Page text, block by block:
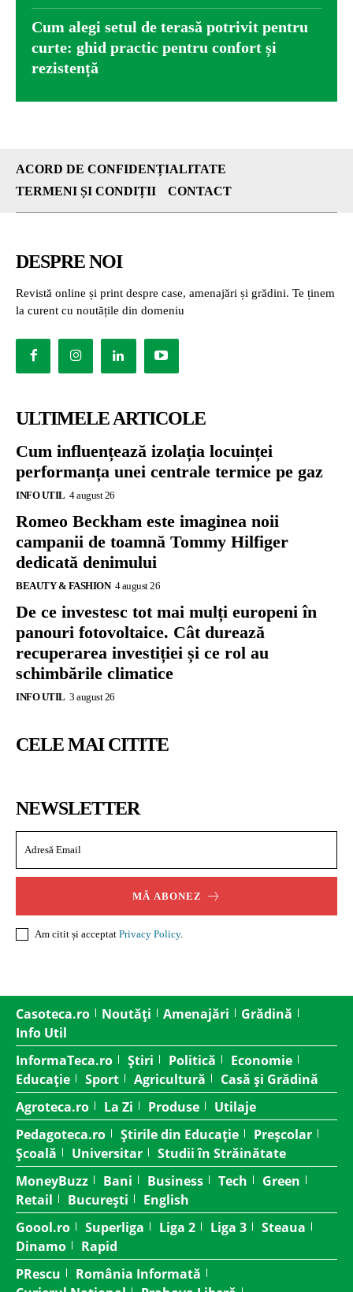
Cum alegi setul de terasă potrivit pentru
curte: ghid practic pentru confort și
rezistență
ACORD DE CONFIDENȚIALITATE
TERMENI ȘI CONDIȚII
CONTACT
DESPRE NOI
Revistă online și print despre case, amenajări și grădini. Te ținem
la curent cu noutățile din domeniu
ULTIMELE ARTICOLE
Cum influențează izolația locuinței
performanța unei centrale termice pe gaz
INFO UTIL 4 august 26
Romeo Beckham este imaginea noii
campanii de toamnă Tommy Hilfiger
dedicată denimului
BEAUTY & FASHION 4 august 26
De ce investesc tot mai mulți europeni în
panouri fotovoltaice. Cât durează
recuperarea investiției și ce rol au
schimbările climatice
INFO UTIL 3 august 26
CELE MAI CITITE
NEWSLETTER
MĂ ABONEZ
Am citit și acceptat Privacy Policy.
Casoteca.ro Noutăți Amenajări
Grădină
Info Util
InformaTeca.ro
Știri Politică
Economie
Educație
Sport Agricultură
Casă și Grădină
Agroteca.ro
La Zi Produse
Utilaje
Pedagoteca.ro
Știrile din Educație
Preșcolar
Școală
Universitar
Studii în Străinătate
MoneyBuzz
Bani Business Tech
Green
Retail
București
English
Goool.ro
Superliga Liga 2 Liga 3
Steaua
Dinamo
Rapid
PRescu
România Informată